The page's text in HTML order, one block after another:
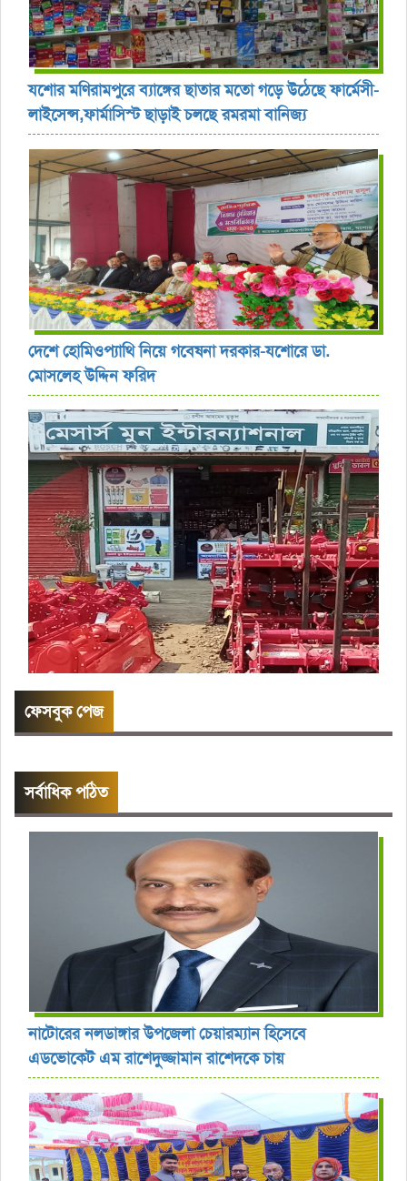
যশোর ‎মণিরামপুরে ব্যাঙ্গের ছাতার মতো গড়ে উঠেছে ফার্মেসী-
লাইসেন্স,ফার্মাসিস্ট ছাড়াই চলছে রমরমা বানিজ্য ‎
দেশে হোমিওপ্যাথি নিয়ে গবেষনা দরকার-যশোরে ডা.
মোসলেহ উদ্দিন ফরিদ
ফেসবুক পেজ
সর্বাধিক পঠিত
নাটোরের নলডাঙ্গার উপজেলা চেয়ারম্যান হিসেবে
এডভোকেট এম রাশেদুজ্জামান রাশেদকে চায়